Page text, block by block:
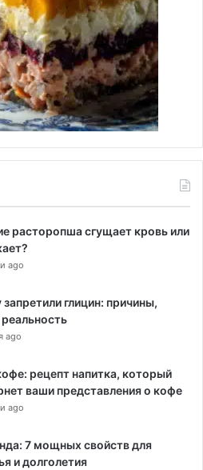
расторопша сгущает кровь или
ago
глицин: причины,
ago
рецепт напитка, который
ваши представления о кофе
ago
7 мощных свойств для
и долголетия